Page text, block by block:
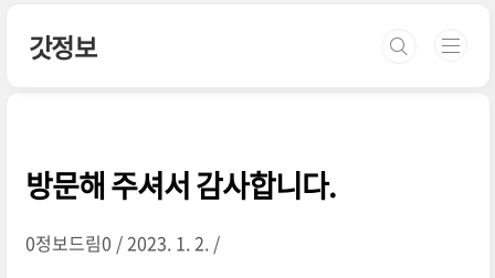
갓정보
방문해 주셔서 감사합니다.
0정보드림0 2023. 1. 2.